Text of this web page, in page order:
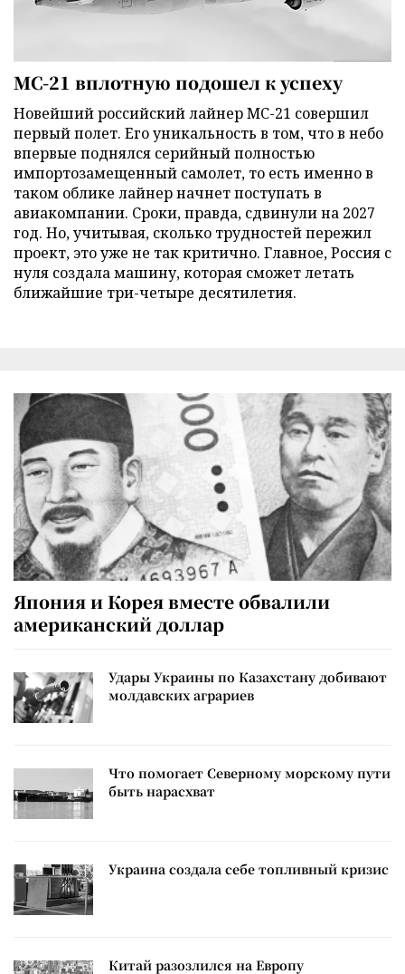
МС-21 вплотную подошел к успеху
Новейший российский лайнер МС-21 совершил
первый полет. Его уникальность в том, что в небо
впервые поднялся серийный полностью
импортозамещенный самолет, то есть именно в
таком облике лайнер начнет поступать в
авиакомпании. Сроки, правда, сдвинули на 2027
год. Но, учитывая, сколько трудностей пережил
проект, это уже не так критично. Главное, Россия с
нуля создала машину, которая сможет летать
ближайшие три-четыре десятилетия.
Япония и Корея вместе обвалили
американский доллар
Удары Украины по Казахстану добивают
молдавских аграриев
Что помогает Северному морскому пути
быть нарасхват
Украина создала себе топливный кризис
Китай разозлился на Европу